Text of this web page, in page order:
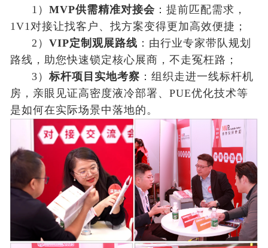
1）MVP供需精准对接会 ：提前匹配需求，
1V1对接让找客户、找方案变得更加高效便捷；
2）VIP定制观展路线 ：由行业专家带队规划
路线，助您快速锁定核心展商，不走冤枉路；
3）标杆项目实地考察 ：组织走进一线标杆机
房，亲眼见证高密度液冷部署、PUE优化技术等
是如何在实际场景中落地的。